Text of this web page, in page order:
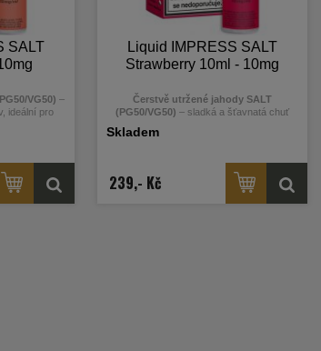
SALT
VG50) –
ideální pro
nikotinu bez
Liquid IMPRESS SALT
Strawberry 10ml - 10mg
Čerstvě utržené jahody SALT
(PG50/VG50) – sladká a šťavnatá chuť
nikotinové soli rychlejší a hladší
Skladem
239,- Kč